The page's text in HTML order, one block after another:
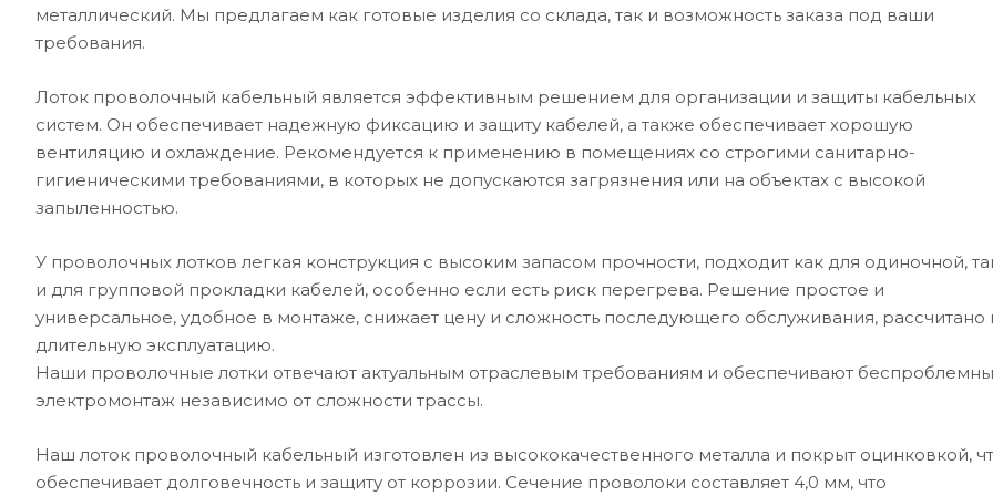
металлический. Мы предлагаем как готовые изделия со склада, так и возможность заказа под ваши
требования.
Лоток проволочный кабельный является эффективным решением для организации и защиты кабельных
систем. Он обеспечивает надежную фиксацию и защиту кабелей, а также обеспечивает хорошую
вентиляцию и охлаждение. Рекомендуется к применению в помещениях со строгими санитарно-
гигиеническими требованиями, в которых не допускаются загрязнения или на объектах с высокой
запыленностью.
У проволочных лотков легкая конструкция с высоким запасом прочности, подходит как для одиночной,
и для групповой прокладки кабелей, особенно если есть риск перегрева. Решение простое и
универсальное, удобное в монтаже, снижает цену и сложность последующего обслуживания, рассчитано
длительную эксплуатацию.
Наши проволочные лотки отвечают актуальным отраслевым требованиям и обеспечивают
электромонтаж независимо от сложности трассы.
Наш лоток проволочный кабельный изготовлен из высококачественного металла и покрыт оцинковкой,
обеспечивает долговечность и защиту от коррозии. Сечение проволоки составляет 4,0 мм, что